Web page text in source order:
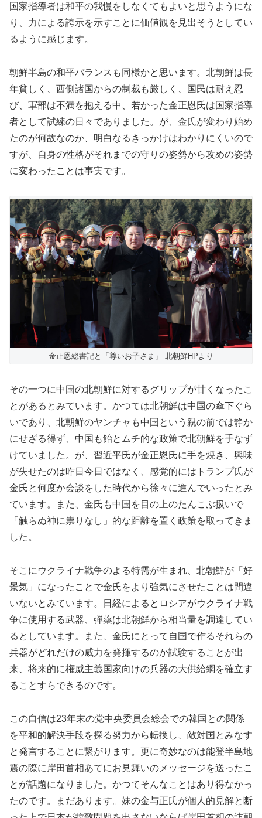
国家指導者は和平の我慢をしなくてもよいと思うようにな
り、力による誇示を示すことに価値観を見出そうとしてい
るように感じます。
朝鮮半島の和平バランスも同様かと思います。北朝鮮は長
年貧しく、西側諸国からの制裁も厳しく、国民は耐え忍
び、軍部は不満を抱える中、若かった金正恩氏は国家指導
者として試練の日々でありました。が、金氏が変わり始め
たのが何故なのか、明白なるきっかけはわかりにくいので
すが、自身の性格がそれまでの守りの姿勢から攻めの姿勢
に変わったことは事実です。
金正恩総書記と「尊いお子さま」 北朝鮮HPより
その一つに中国の北朝鮮に対するグリップが甘くなったこ
とがあるとみています。かつては北朝鮮は中国の傘下ぐら
いであり、北朝鮮のヤンチャも中国という親の前では静か
にせざる得ず、中国も飴とムチ的な政策で北朝鮮を手なず
けていました。が、習近平氏が金正恩氏に手を焼き、興味
が失せたのは昨日今日ではなく、感覚的にはトランプ氏が
金氏と何度か会談をした時代から徐々に進んでいったとみ
ています。また、金氏も中国を目の上のたんこぶ扱いで
「触らぬ神に祟りなし」的な距離を置く政策を取ってきま
した。
そこにウクライナ戦争のよる特需が生まれ、北朝鮮が「好
景気」になったことで金氏をより強気にさせたことは間違
いないとみています。日経によるとロシアがウクライナ戦
争に使用する武器、弾薬は北朝鮮から相当量を調達してい
るとしています。また、金氏にとって自国で作るそれらの
兵器がどれだけの威力を発揮するのか試験することが出
来、将来的に権威主義国家向けの兵器の大供給網を確立す
ることすらできるのです。
この自信は23年末の党中央委員会総会での韓国との関係
を平和的解決手段を探る努力から転換し、敵対国とみなす
と発言することに繋がります。更に奇妙なのは能登半島地
震の際に岸田首相あてにお見舞いのメッセージを送ったこ
とが話題になりました。かつてそんなことはあり得なかっ
たのです。まだあります。妹の金与正氏が個人的見解と断